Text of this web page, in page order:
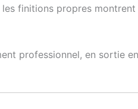
finitions propres
professionnel, en sortie